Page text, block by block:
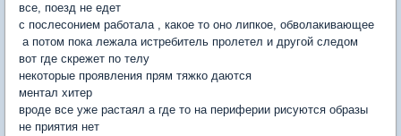
все, поезд не едет
с послесонием работала , какое то оно липкое, обволакивающее
а потом пока лежала истребитель пролетел и другой следом
вот где скрежет по телу
некоторые проявления прям тяжко даются
ментал хитер
вроде все уже растаял а где то на периферии рисуются образы
не приятия нет